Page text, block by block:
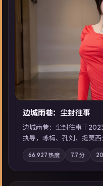
边城雨巷：尘封往事
边城雨巷：尘封往事于
执导，咏梅、孔刘、提莫西
轴，旧案重提，真相与谎
强化地域气质；站内亦可通
看」延展检索同类型高分
66,927 热度 7.7 分